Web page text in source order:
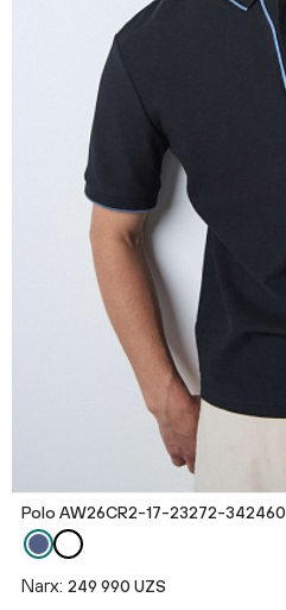
Polo AW26CR2-17-23272-342460
Narx: 249 990 UZS